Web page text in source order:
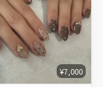
¥7,000